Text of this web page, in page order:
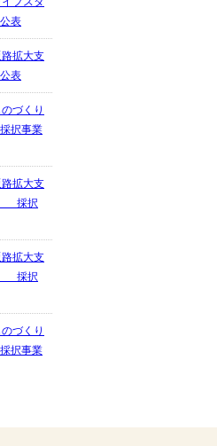
表
拡大支
表
づくり
択事業
拡大支
採択
拡大支
採択
づくり
択事業